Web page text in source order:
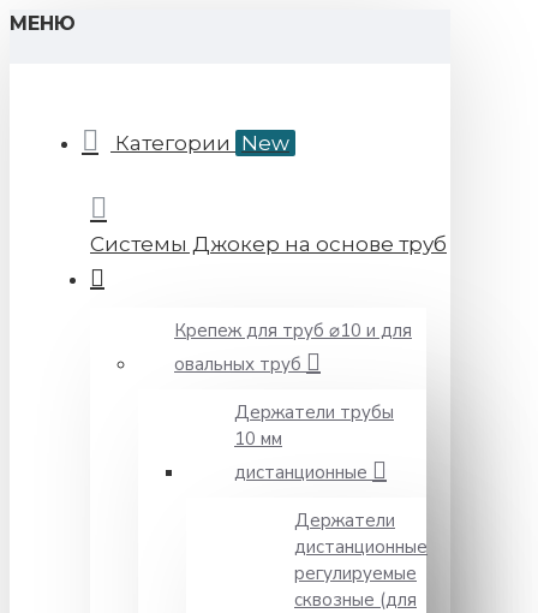
МЕНЮ
Категории New
Системы Джокер на основе труб
Крепеж для труб ⌀10 и для
овальных труб
Держатели трубы
10 мм
дистанционные
Держатели
дистанционные
регулируемые
сквозные (для